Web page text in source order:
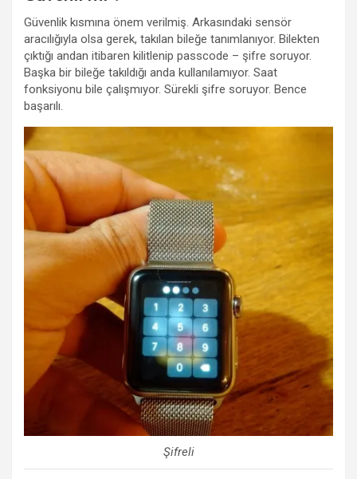
Güvenlik kısmına önem verilmiş. Arkasındaki sensör
aracılığıyla olsa gerek, takılan bileğe tanımlanıyor. Bilekten
çıktığı andan itibaren kilitlenip passcode – şifre soruyor.
Başka bir bileğe takıldığı anda kullanılamıyor. Saat
fonksiyonu bile çalışmıyor. Sürekli şifre soruyor. Bence
başarılı.
Şifreli